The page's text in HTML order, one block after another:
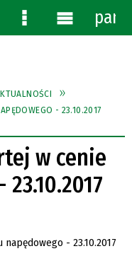
- 23.10.2017
w cenie
MenuMenu